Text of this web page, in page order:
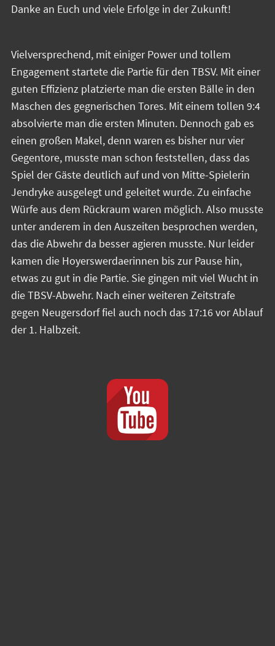
Danke an Euch und viele Erfolge in der Zukunft!
Vielversprechend, mit einiger Power und tollem
Engagement startete die Partie für den TBSV. Mit einer
guten Effizienz platzierte man die ersten Bälle in den
Maschen des gegnerischen Tores. Mit einem tollen 9:4
absolvierte man die ersten Minuten. Dennoch gab es
einen großen Makel, denn waren es bisher nur vier
Gegentore, musste man schon feststellen, dass das
Spiel der Gäste deutlich auf und von Mitte-Spielerin
Jendryke ausgelegt und geleitet wurde. Zu einfache
Würfe aus dem Rückraum waren möglich. Also musste
unter anderem in den Auszeiten besprochen werden,
das die Abwehr da besser agieren musste. Nur leider
kamen die Hoyerswerdaerinnen bis zur Pause hin,
etwas zu gut in die Partie. Sie gingen mit viel Wucht in
die TBSV-Abwehr. Nach einer weiteren Zeitstrafe
gegen Neugersdorf fiel auch noch das 17:16 vor Ablauf
der 1. Halbzeit.